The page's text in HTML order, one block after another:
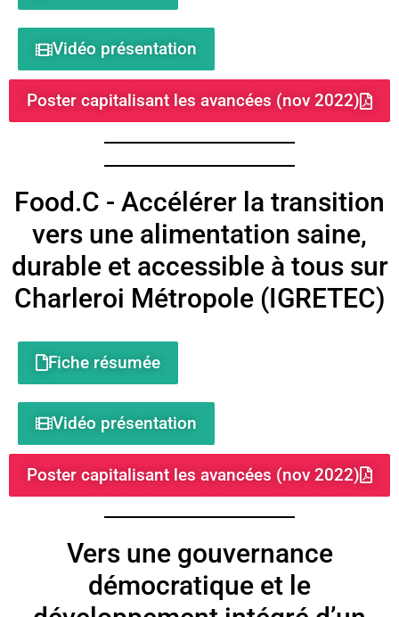
Vidéo présentation
Poster capitalisant les avancées (nov 2022)
Food.C - Accélérer la transition
vers une alimentation saine,
durable et accessible à tous sur
Charleroi Métropole (IGRETEC)
Fiche résumée
Vidéo présentation
Poster capitalisant les avancées (nov 2022)
Vers une gouvernance
démocratique et le